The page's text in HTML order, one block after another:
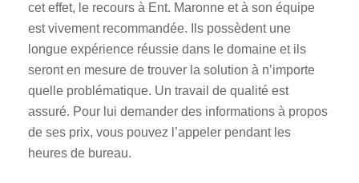
cet effet, le recours à Ent. Maronne et à son équipe
est vivement recommandée. Ils possèdent une
longue expérience réussie dans le domaine et ils
seront en mesure de trouver la solution à n’importe
quelle problématique. Un travail de qualité est
assuré. Pour lui demander des informations à propos
de ses prix, vous pouvez l’appeler pendant les
heures de bureau.